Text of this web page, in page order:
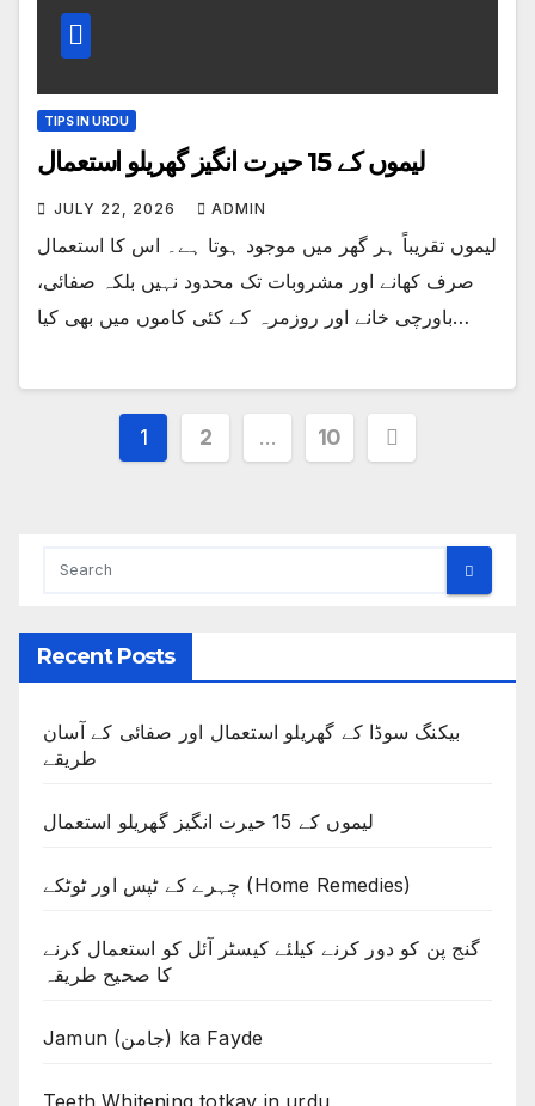
TIPS IN URDU
لیموں کے 15 حیرت انگیز گھریلو استعمال
JULY 22, 2026 ADMIN
لیموں تقریباً ہر گھر میں موجود ہوتا ہے۔ اس کا استعمال
صرف کھانے اور مشروبات تک محدود نہیں بلکہ صفائی،
باورچی خانے اور روزمرہ کے کئی کاموں میں بھی کیا…
Posts
1 2 … 10
Recent Posts
بیکنگ سوڈا کے گھریلو استعمال اور صفائی کے آسان
طریقے
لیموں کے 15 حیرت انگیز گھریلو استعمال
چہرے کے ٹپس اور ٹوٹکے (Home Remedies)
گنج پن کو دور کرنے کیلئے کیسٹر آئل کو استعمال کرنے
کا صحیح طریقہ
Jamun (جامن) ka Fayde